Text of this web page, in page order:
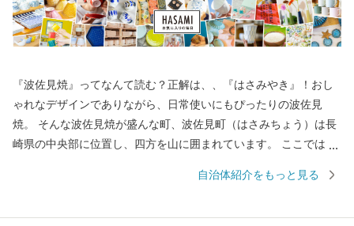
『波佐見焼』ってなんて読む？正解は、、『はさみやき』！おし
ゃれなデザインでありながら、日常使いにもぴったりの波佐見
焼。 そんな波佐見焼が盛んな町、波佐見町（はさみちょう）は長
崎県の中央部に位置し、四方を山に囲まれています。 ここでは、
な自然のなかで、お米やお茶、アスパラガスなどの農畜産業が行
自治体紹介をもっと見る